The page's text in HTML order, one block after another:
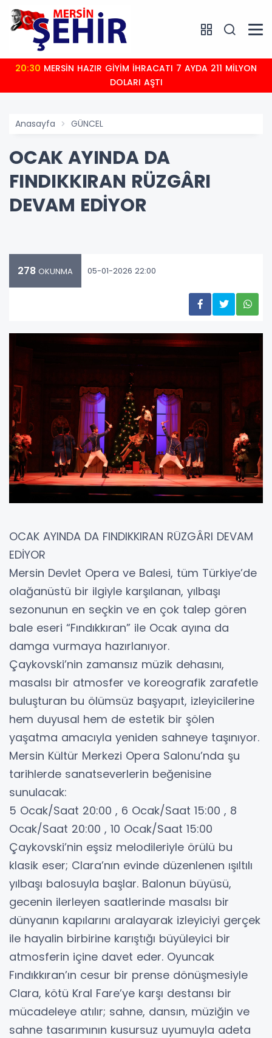
20:30
DOLARI AŞTI
Anasayfa GÜNCEL
OCAK AYINDA DA
FINDIKKIRAN RÜZGÂRI
DEVAM EDİYOR
278 OKUNMA 05-01-2026 22:00
OCAK AYINDA DA FINDIKKIRAN RÜZGÂRI DEVAM
EDİYOR
Mersin Devlet Opera ve Balesi, tüm Türkiye’de
olağanüstü bir ilgiyle karşılanan, yılbaşı
sezonunun en seçkin ve en çok talep gören
bale eseri “Fındıkkıran” ile Ocak ayına da
damga vurmaya hazırlanıyor.
Çaykovski’nin zamansız müzik dehasını,
masalsı bir atmosfer ve koreografik zarafetle
buluşturan bu ölümsüz başyapıt, izleyicilerine
hem duyusal hem de estetik bir şölen
yaşatma amacıyla yeniden sahneye taşınıyor.
Mersin Kültür Merkezi Opera Salonu’nda şu
tarihlerde sanatseverlerin beğenisine
sunulacak:
5 Ocak/Saat 20:00 , 6 Ocak/Saat 15:00 , 8
Ocak/Saat 20:00 , 10 Ocak/Saat 15:00
Çaykovski’nin eşsiz melodileriyle örülü bu
klasik eser; Clara’nın evinde düzenlenen ışıltılı
yılbaşı balosuyla başlar. Balonun büyüsü,
gecenin ilerleyen saatlerinde masalsı bir
dünyanın kapılarını aralayarak izleyiciyi gerçek
ile hayalin birbirine karıştığı büyüleyici bir
atmosferin içine davet eder. Oyuncak
Fındıkkıran’ın cesur bir prense dönüşmesiyle
Clara, kötü Kral Fare’ye karşı destansı bir
mücadeleye atılır; sahne, dansın, müziğin ve
sahne tasarımının kusursuz uyumuyla adeta